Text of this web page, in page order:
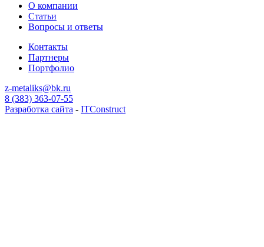
О компании
Статьи
Вопросы и ответы
Контакты
Партнеры
Портфолио
z-metaliks@bk.ru
8 (383) 363-07-55
Разработка сайта - ITConstruct